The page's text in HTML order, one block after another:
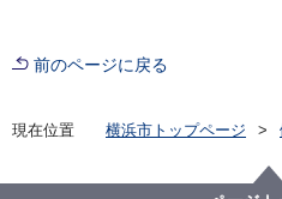
前のページに戻る
現在位置 横浜市トップページ
特定医療費（指定難病）
【医師、医療機関向け